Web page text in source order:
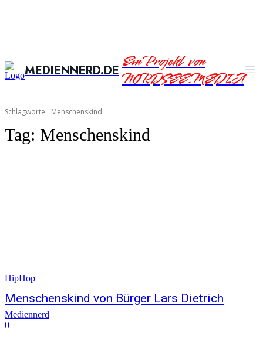
MEDIENNERD.DEEin Projekt von
NORDSEE.MEDIA
Schlagworte Menschenskind
Tag: Menschenskind
HipHop
Menschenskind von Bürger Lars Dietrich
Mediennerd
0